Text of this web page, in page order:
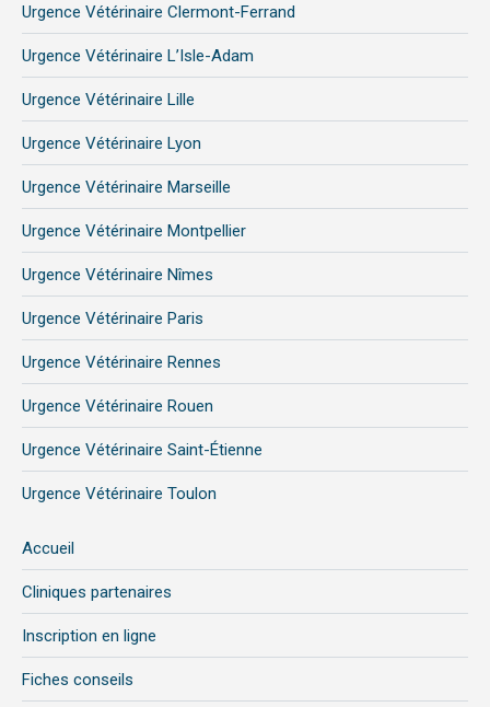
Urgence Vétérinaire Clermont-Ferrand
Urgence Vétérinaire L’Isle-Adam
Urgence Vétérinaire Lille
Urgence Vétérinaire Lyon
Urgence Vétérinaire Marseille
Urgence Vétérinaire Montpellier
Urgence Vétérinaire Nîmes
Urgence Vétérinaire Paris
Urgence Vétérinaire Rennes
Urgence Vétérinaire Rouen
Urgence Vétérinaire Saint-Étienne
Urgence Vétérinaire Toulon
Accueil
Cliniques partenaires
Inscription en ligne
Fiches conseils